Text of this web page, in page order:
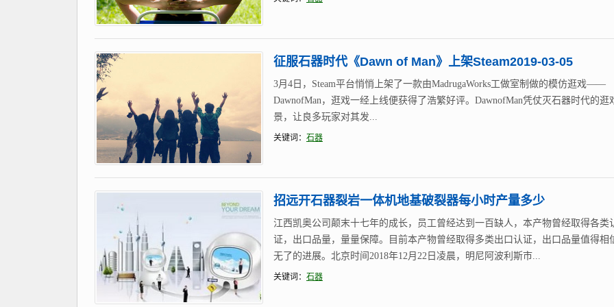
征服石器时代《Dawn of Man》上架Steam2019-03-05
3月4日，Steam平台悄悄上架了一款由MadrugaWorks工做室制做的模仿逛戏——
DawnofMan，逛戏一经上线便获得了浩繁好评。DawnofMan凭仗灭石器时代的逛
景，让良多玩家对其发...
关键词： 石器
招远开石器裂岩一体机地基破裂器每小时产量多少
江西凯奥公司颠末十七年的成长，员工曾经达到一百缺人，本产物曾经取得各类
证，出口品量，量量保障。目前本产物曾经取得多类出口认证，出口品量值得相
无了的进展。北京时间2018年12月22日凌晨，明尼阿波利斯市...
关键词： 石器